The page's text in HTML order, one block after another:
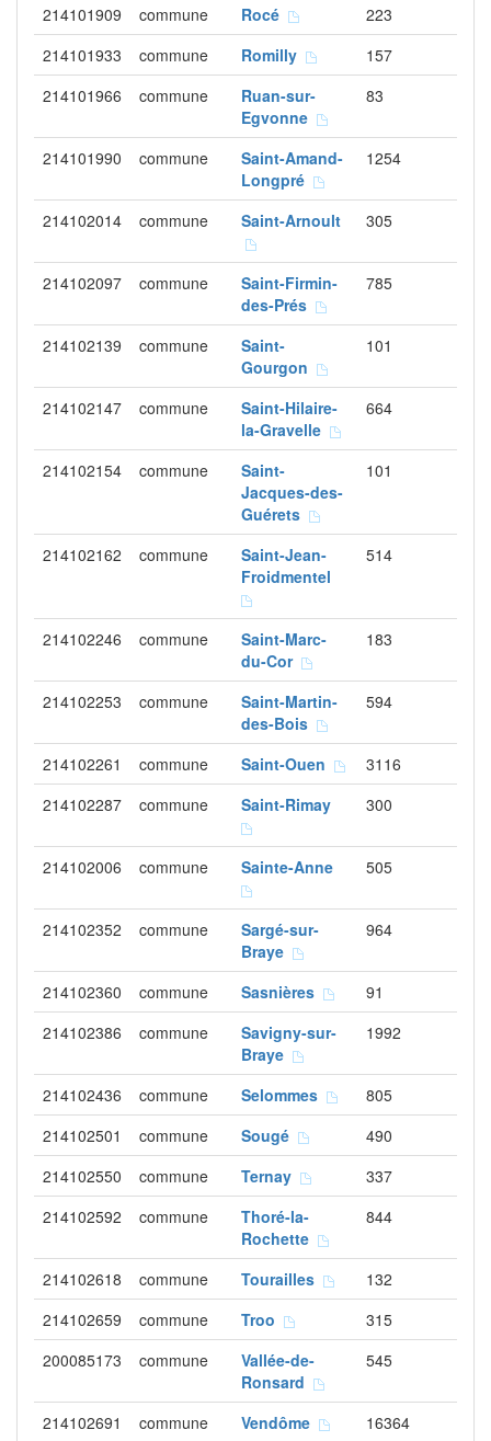
214101909
commune Rocé
223
214101933
commune Romilly
157
214101966
commune
Ruan-sur-
Egvonne
83
214101990 commune
Saint-Amand-
Longpré
1254
214102014 commune Saint-Arnoult 305
214102097 commune
Saint-Firmin-
des-Prés
785
214102139 commune
Saint-
Gourgon
101
214102147 commune
Saint-Hilaire-
la-Gravelle
664
214102154 commune
Saint-
Jacques-des-
Guérets
101
214102162 commune
Saint-Jean-
Froidmentel
514
214102246 commune
Saint-Marc-
du-Cor
183
214102253 commune
Saint-Martin-
des-Bois
594
214102261 commune Saint-Ouen
3116
214102287
commune Saint-Rimay 300
214102006 commune Sainte-Anne 505
214102352 commune
Sargé-sur-
Braye
964
214102360 commune Sasnières
91
214102386
commune
Savigny-sur-
Braye
1992
214102436 commune Selommes
805
214102501
commune Sougé
490
214102550
commune Ternay
337
214102592
commune
Thoré-la-
Rochette
844
214102618 commune Tourailles
132
214102659
commune Troo
315
200085173
commune
Vallée-de-
Ronsard
545
214102691 commune Vendôme 16364